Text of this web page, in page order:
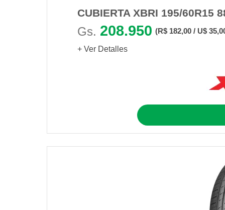
CUBIERTA XBRI 195/60R15
Gs. 208.950 (R$ 182,00 / U$
+ Ver Detalles